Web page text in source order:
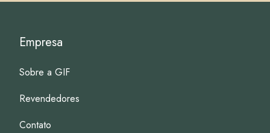
Empresa
Sobre a GIF
Revendedores
Contato